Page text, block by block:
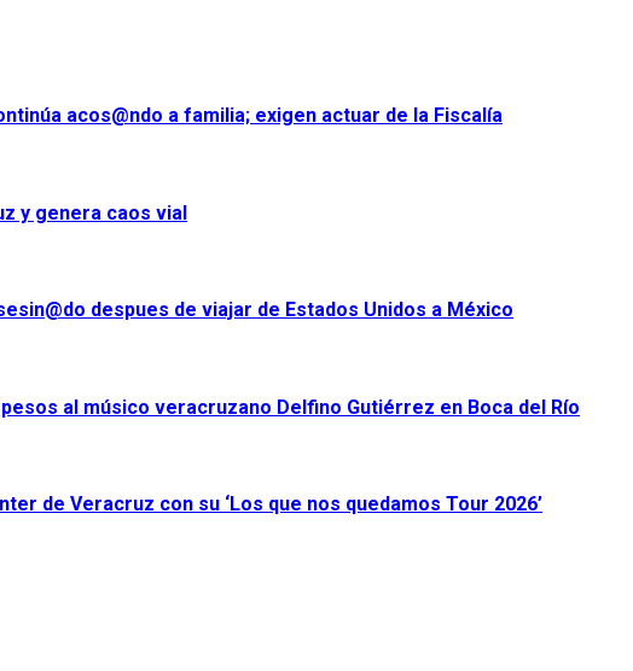
acos@ndo a familia; exigen actuar de la Fiscalía
y genera caos vial
despues de viajar de Estados Unidos a México
al músico veracruzano Delfino Gutiérrez en Boca del Río
de Veracruz con su ‘Los que nos quedamos Tour 2026’